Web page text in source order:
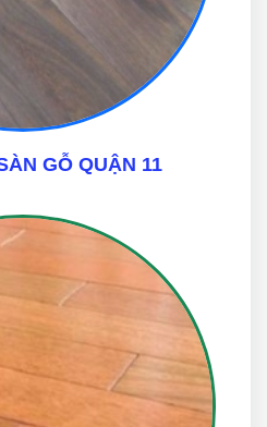
GỖ QUẬN 11